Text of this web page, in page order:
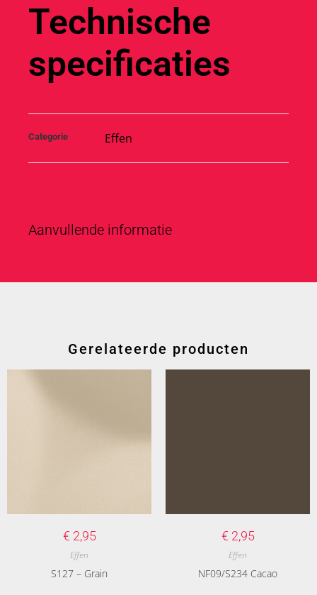
Technische
specificaties
Categorie Effen
Aanvullende informatie
Gerelateerde producten
€ 2,95
Effen
S127 – Grain
€ 2,95
Effen
NF09/S234 Cacao